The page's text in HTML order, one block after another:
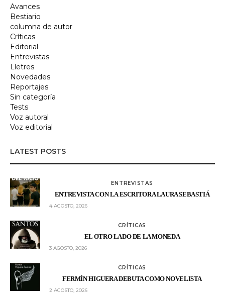
Avances
Bestiario
columna de autor
Críticas
Editorial
Entrevistas
Lletres
Novedades
Reportajes
Sin categoría
Tests
Voz autoral
Voz editorial
LATEST POSTS
ENTREVISTAS
ENTREVISTA CON LA ESCRITORA LAURA SEBASTIÁ
4 AGOSTO, 2026
CRÍTICAS
EL OTRO LADO DE LA MONEDA
3 AGOSTO, 2026
CRÍTICAS
FERMÍN HIGUERA DEBUTA COMO NOVELISTA
2 AGOSTO, 2026